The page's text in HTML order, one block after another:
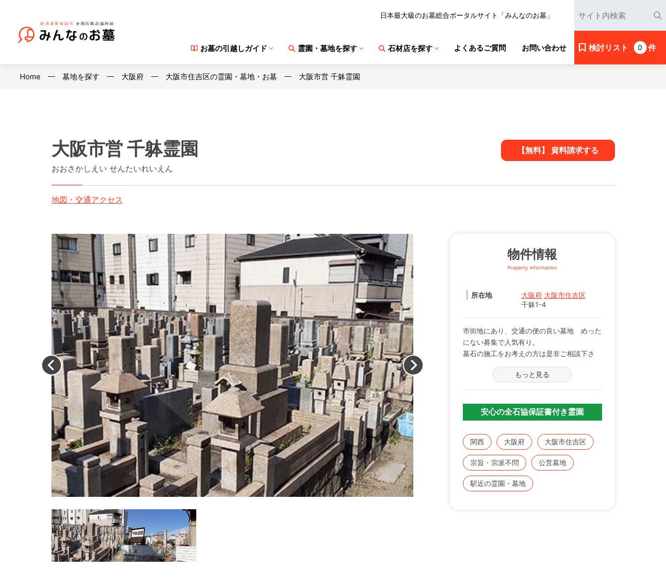
日本最大級のお墓総合ポータルサイト「みんなのお墓」
お墓の引越しガイド 霊園・墓地を探す 石材店を探す よくあるご質問 お問い合わせ 検討リスト 0 件
Home 墓地を探す 大阪府 大阪市住吉区の霊園・墓地・お墓 大阪市営 千躰霊園
大阪市営 千躰霊園
おおさかしえい せんたいれいえん
【無料】 資料請求する
地図・交通アクセス
物件情報
Property information
所在地 大阪府 大阪市住吉区
千躰1-4
市街地にあり、交通の便の良い墓地 めった
にない募集で人気有り。
墓石の施工をお考えの方は是非ご相談下さ
資格要件
区画に限る
3)使用申し込みする霊園を現在使用していな
いこと
すでに使用されている霊園と同一の霊園を申
し込みすることはできません。
なお、現在使用している市設霊園と違う市設
霊園を申し込むことはできますが、使用許可
を受けた場合は、現在使用している市設霊園
もっと見る
安心の全石協保証書付き霊園
関西 大阪府 大阪市住吉区
宗旨・宗派不問 公営墓地
駅近の霊園・墓地